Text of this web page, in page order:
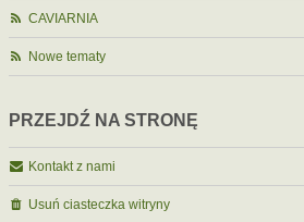
CAVIARNIA
Nowe tematy
PRZEJDŹ NA STRONĘ
Kontakt z nami
Usuń ciasteczka witryny